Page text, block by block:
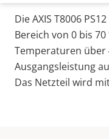
Die AXIS T8006
Bereich von 0 bis 70
Temperaturen über
Ausgangsleistung
Das Netzteil wird